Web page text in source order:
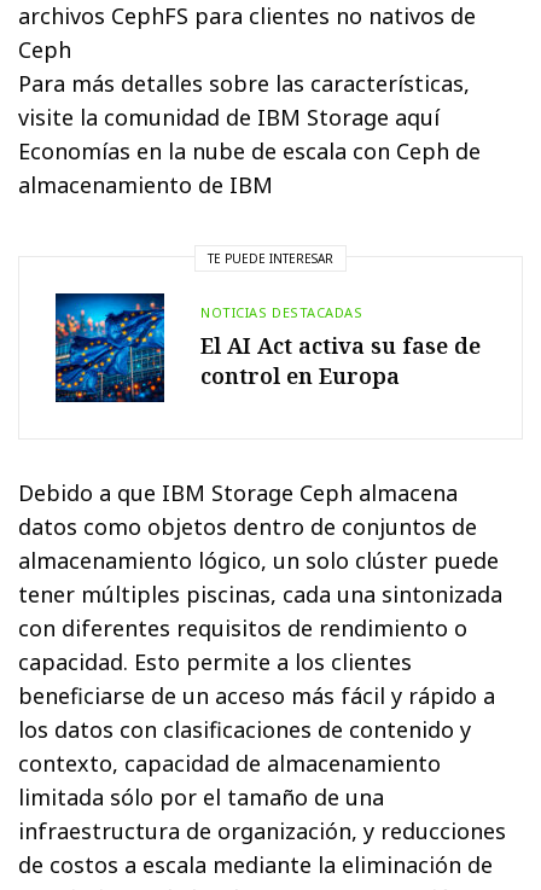
archivos CephFS para clientes no nativos de
Ceph
Para más detalles sobre las características,
visite la comunidad de IBM Storage aquí
Economías en la nube de escala con Ceph de
almacenamiento de IBM
TE PUEDE INTERESAR
NOTICIAS DESTACADAS
El AI Act activa su fase de
control en Europa
Debido a que IBM Storage Ceph almacena
datos como objetos dentro de conjuntos de
almacenamiento lógico, un solo clúster puede
tener múltiples piscinas, cada una sintonizada
con diferentes requisitos de rendimiento o
capacidad. Esto permite a los clientes
beneficiarse de un acceso más fácil y rápido a
los datos con clasificaciones de contenido y
contexto, capacidad de almacenamiento
limitada sólo por el tamaño de una
infraestructura de organización, y reducciones
de costos a escala mediante la eliminación de